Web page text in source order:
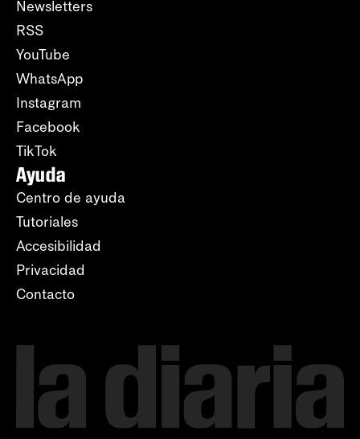
Newsletters
RSS
YouTube
WhatsApp
Instagram
Facebook
TikTok
Ayuda
Centro de ayuda
Tutoriales
Accesibilidad
Privacidad
Contacto